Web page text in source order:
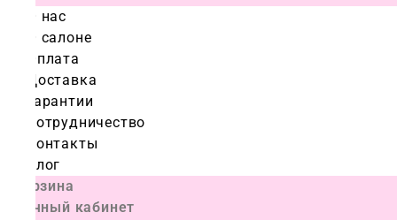
О нас
О салоне
Оплата
Доставка
Гарантии
Сотрудничество
Контакты
Блог
Корзина
Личный кабинет